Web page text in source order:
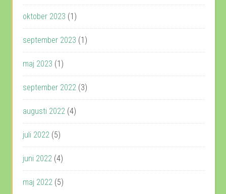
oktober 2023 (1)
september 2023 (1)
maj 2023 (1)
september 2022 (3)
augusti 2022 (4)
juli 2022 (5)
juni 2022 (4)
maj 2022 (5)